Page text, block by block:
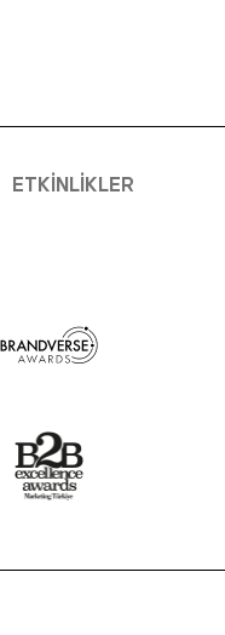
ETKINLIKLER